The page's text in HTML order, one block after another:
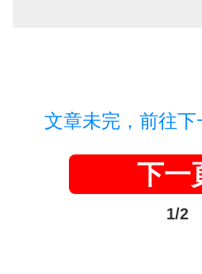
文章未完，前往
下一
1/2